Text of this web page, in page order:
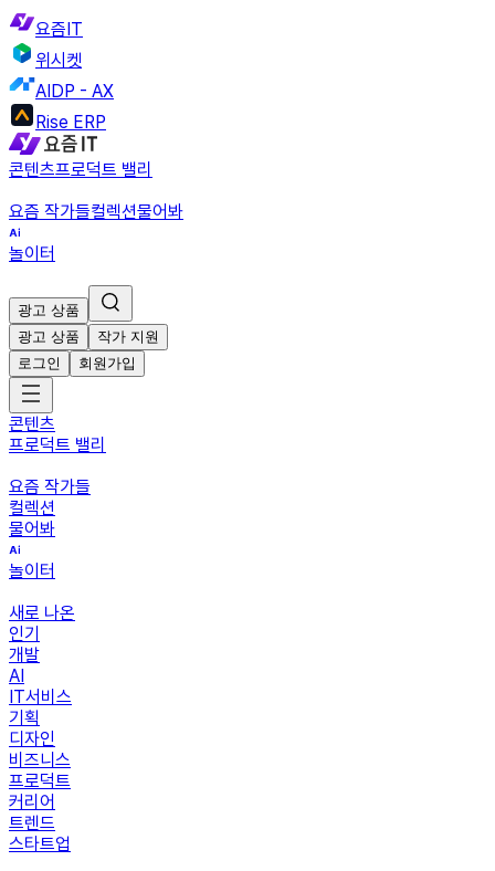
요즘IT
위시켓
AIDP - AX
Rise ERP
콘텐츠프로덕트 밸리
요즘 작가들컬렉션물어봐
놀이터
광고 상품
광고 상품
작가 지원
로그인
회원가입
콘텐츠
프로덕트 밸리
요즘 작가들
컬렉션
물어봐
놀이터
새로 나온
인기
개발
AI
IT서비스
기획
디자인
비즈니스
프로덕트
커리어
트렌드
스타트업